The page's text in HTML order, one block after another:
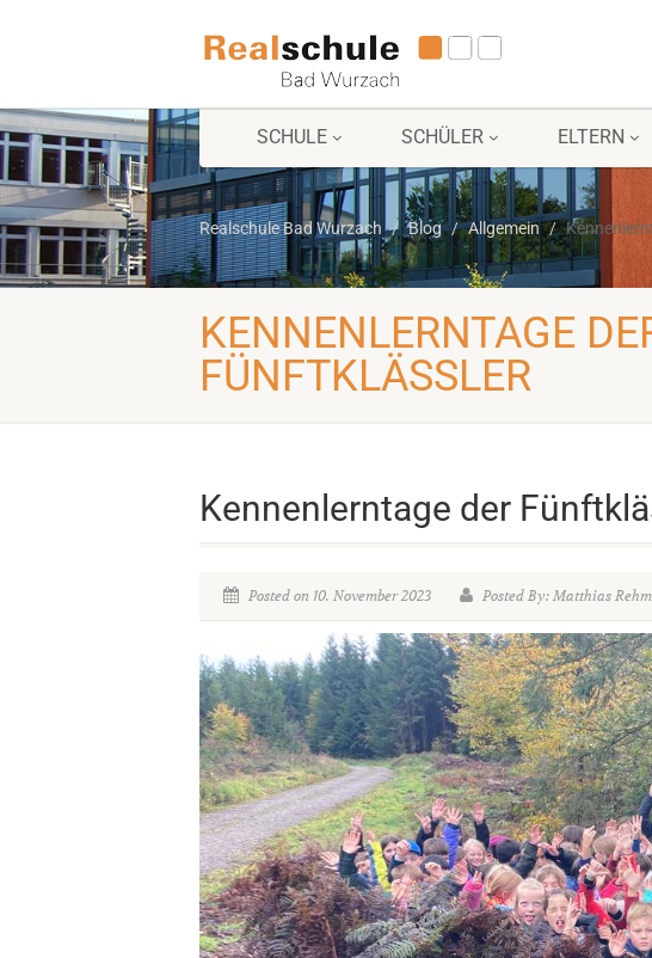
SCHULE SCHÜLER ELTERN
Realschule Bad Wurzach Blog Allgemein
KENNENLERNTAGE
FÜNFTKLÄSSLER
Kennenlerntage der
Posted on 10. November 2023 Posted By: Matthias Rehm